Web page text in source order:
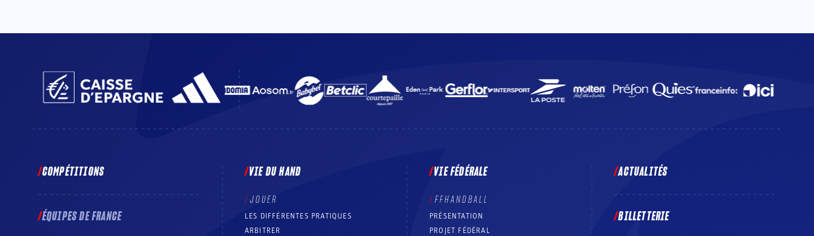
COMPÉTITIONS
ÉQUIPES DE FRANCE
VIE DU HAND
JOUER
LES DIFFÉRENTES PRATIQUES
ARBITRER
VIE FÉDÉRALE
FFHANDBALL
PRÉSENTATION
PROJET FÉDÉRAL
ACTUALITÉS
BILLETTERIE